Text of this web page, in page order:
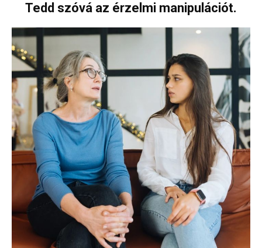
Tedd szóvá az érzelmi manipulációt.